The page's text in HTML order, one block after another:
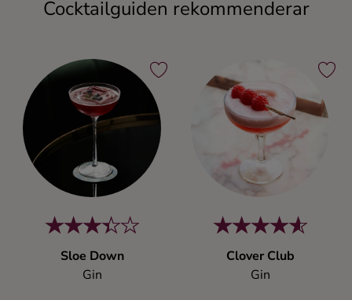
Cocktailguiden rekommenderar
Sloe Down
Gin
Clover Club
Gin